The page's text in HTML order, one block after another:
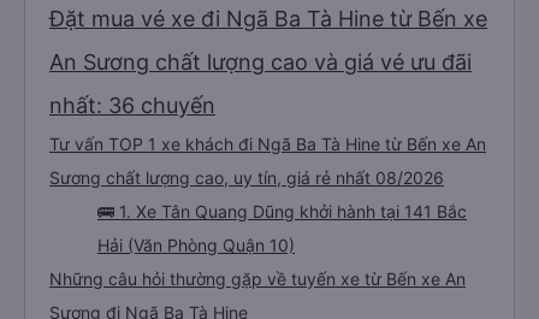
Đặt mua vé xe đi Ngã Ba Tà Hine từ Bến xe
An Sương chất lượng cao và giá vé ưu đãi
nhất: 36 chuyến
Tư vấn TOP 1 xe khách đi Ngã Ba Tà Hine từ Bến xe An
Sương chất lượng cao, uy tín, giá rẻ nhất 08/2026
🚌 1. Xe Tân Quang Dũng khởi hành tại 141 Bắc
Hải (Văn Phòng Quận 10)
Những câu hỏi thường gặp về tuyến xe từ Bến xe An
Sương đi Ngã Ba Tà Hine